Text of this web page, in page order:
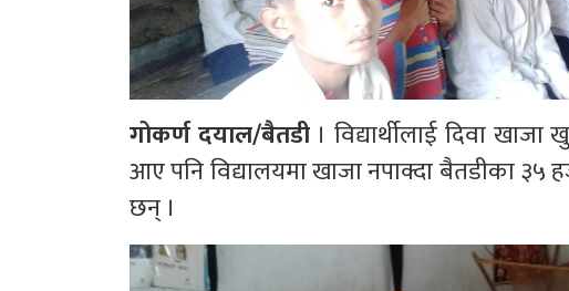
गोकर्ण दयाल/बैतडी। विद्यार्थीलाई दिवा
आए पनि विद्यालयमा खाजा नपाक्दा बैतडीका ३५
छन् ।